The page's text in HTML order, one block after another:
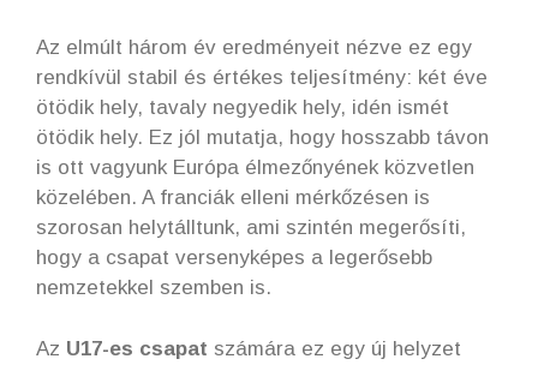
Az elmúlt három év eredményeit nézve ez egy
rendkívül stabil és értékes teljesítmény: két éve
ötödik hely, tavaly negyedik hely, idén ismét
ötödik hely. Ez jól mutatja, hogy hosszabb távon
is ott vagyunk Európa élmezőnyének közvetlen
közelében. A franciák elleni mérkőzésen is
szorosan helytálltunk, ami szintén megerősíti,
hogy a csapat versenyképes a legerősebb
nemzetekkel szemben is.
Az U17-es csapat számára ez egy új helyzet